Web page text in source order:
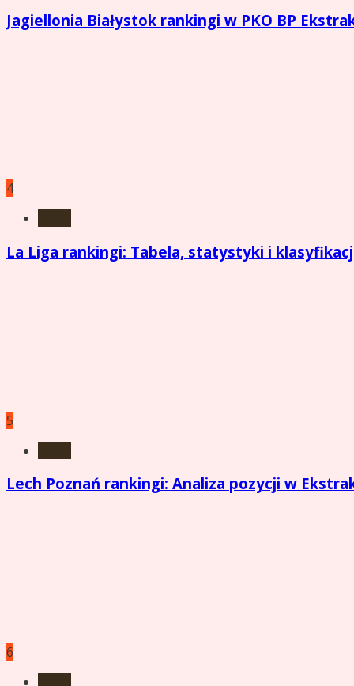
Jagiellonia Białystok rankingi w PKO BP
4
La Liga rankingi: Tabela, statystyki i
5
Lech Poznań rankingi: Analiza pozycji w
6